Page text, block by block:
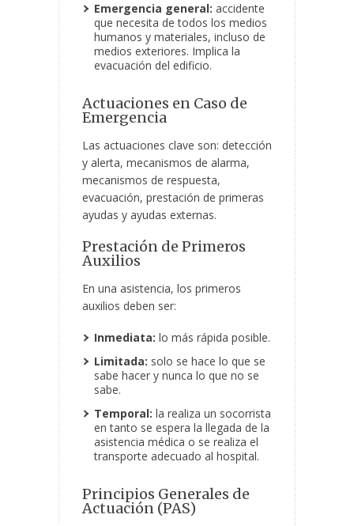
Emergencia general: accidente
que necesita de todos los medios
humanos y materiales, incluso de
medios exteriores. Implica la
evacuación del edificio.
Actuaciones en Caso de
Emergencia
Las actuaciones clave son: detección
y alerta, mecanismos de alarma,
mecanismos de respuesta,
evacuación, prestación de primeras
ayudas y ayudas externas.
Prestación de Primeros
Auxilios
En una asistencia, los primeros
auxilios deben ser:
Inmediata: lo más rápida posible.
Limitada: solo se hace lo que se
sabe hacer y nunca lo que no se
sabe.
Temporal: la realiza un socorrista
en tanto se espera la llegada de la
asistencia médica o se realiza el
transporte adecuado al hospital.
Principios Generales de
Actuación (PAS)